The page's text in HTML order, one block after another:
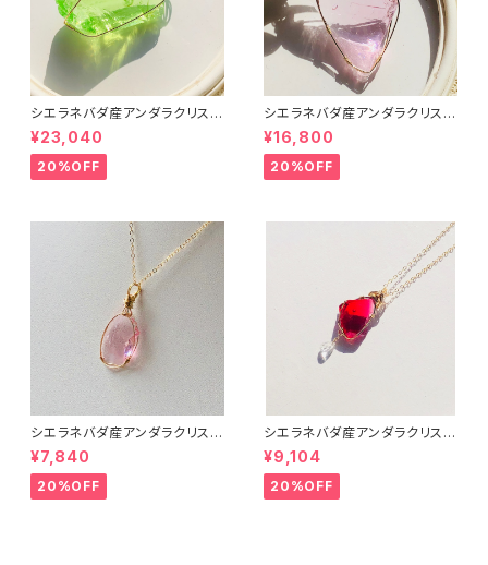
シエラネバダ産アンダラクリスタ
ル★～Gem Eternal Spring～
【世界で1つだけのアンダラペン
ダントトップ】
¥23,040
20%OFF
シエラネバダ産アンダラクリスタ
ル★宝石質～Gem Hart Of G
ot Wthi Pink～【世界で1つだ
けのアンダラペンダントトップ】
¥16,800
20%OFF
シエラネバダ産アンダラクリスタ
ル★宝石質~Gem Heart of G
od With Pink~【世界で1つだけ
のアンダラクリスタルペンダン
ト】
¥7,840
20%OFF
シエラネバダ産アンダラクリスタ
ル★宝石質～Gem Raspberr
y ～【世界で1つだけのアンダラ
ペンダントトップ】
¥9,104
20%OFF